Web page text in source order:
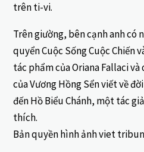
trên ti-vi.
Trên giường, bên cạnh anh có
quyển Cuộc Sống Cuộc Chiến
tác phẩm của Oriana Fallaci
của Vương Hồng Sển viết về
đến Hồ Biểu Chánh, một tác
thích.
Bản quyền hình ảnh viet